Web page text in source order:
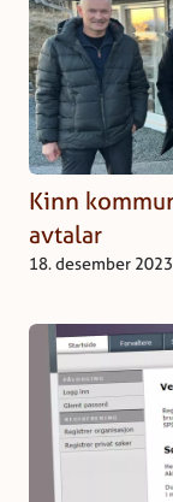
Kinn
avtalar
18. desember 2023